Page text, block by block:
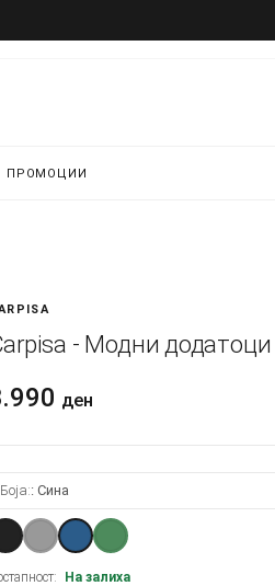
ПРОМОЦИИ
- Модни додатоци
ден
Боја: Сина
На залиха